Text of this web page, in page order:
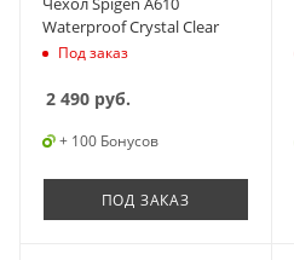
Waterproof Crystal Clear
Под заказ
2 490 руб.
+ 100 Бонусов
ПОД ЗАКАЗ